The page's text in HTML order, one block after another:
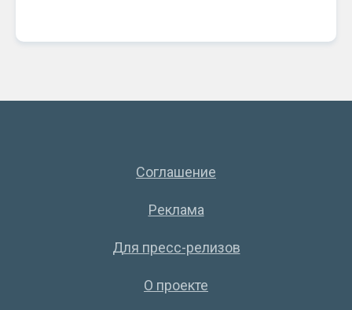
Соглашение
Реклама
Для пресс-релизов
О проекте